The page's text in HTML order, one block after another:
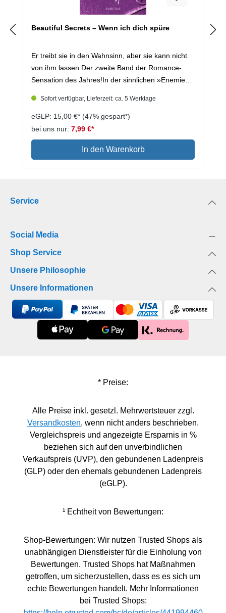
Beautiful Secrets – Wenn ich dich spüre
Er treibt sie in den Wahnsinn, aber sie kann nicht
von ihm lassen.Der zweite Band der Romance-
Sensation des Jahres!In der sinnlichen »Enemies
New Adult mit deutschem Setting nicht nur prickeln,
sondern genussvoll brennen kann.Was soll hier
vertuscht werden? Die begabte Hackerin Maxi
heuert als IT-Assistentin in der noblen Privatklinik
»Villa Berlin« an, um herauszufinden, was es mit
wieder von dem unerträglich attraktiven
sich für eine Realityshow in der Klinik behandeln
lässt. Nick hingegen findet schnell Gefallen an
die Fetzen – und die Funken.»Beautiful Secrets –
Wenn ich dich spüre« ist der zweite Band der
heißesten New-Adult-Trilogie des Jahres! Im
Zentrum jedes Bandes steht eine von drei toughen
Berliner Freundinnen, die in der Stadt der
verlorenen Herzen nicht nur die große Liebe
die Frauen in Not hilft, eine freiheitsliebende
Journalistin, die auf der Suche nach der Wahrheit
ist. Dramatisch, sinnlich, süchtig machend.Beautiful
Secrets – Wenn du mich berührst (Beautiful
Secrets 1)Beautiful Secrets – Wenn ich dich spüre
(Beautiful Secrets 2)Beautiful Secrets – Wenn wir
uns lieben (Beautiful Secrets 3)Farbschnitt solange
Sofort verfügbar, Lieferzeit: ca. 5 Werktage
eGLP: 15,00 €* (47% gespart*)
bei uns nur: 7,99 €*
In den Warenkorb
Service
Social Media
Shop Service
Unsere Philosophie
Unsere Informationen
* Preise:
Alle Preise inkl. gesetzl. Mehrwertsteuer zzgl.
Versandkosten, wenn nicht anders beschrieben.
Vergleichspreis und angezeigte Ersparnis in %
beziehen sich auf den unverbindlichen
Verkaufspreis (UVP), den gebundenen Ladenpreis
(GLP) oder den ehemals gebundenen Ladenpreis
(eGLP).
¹ Echtheit von Bewertungen:
Shop-Bewertungen: Wir nutzen Trusted Shops als
unabhängigen Dienstleister für die Einholung von
Bewertungen. Trusted Shops hat Maßnahmen
getroffen, um sicherzustellen, dass es es sich um
echte Bewertungen handelt. Mehr Informationen
bei Trusted Shops: